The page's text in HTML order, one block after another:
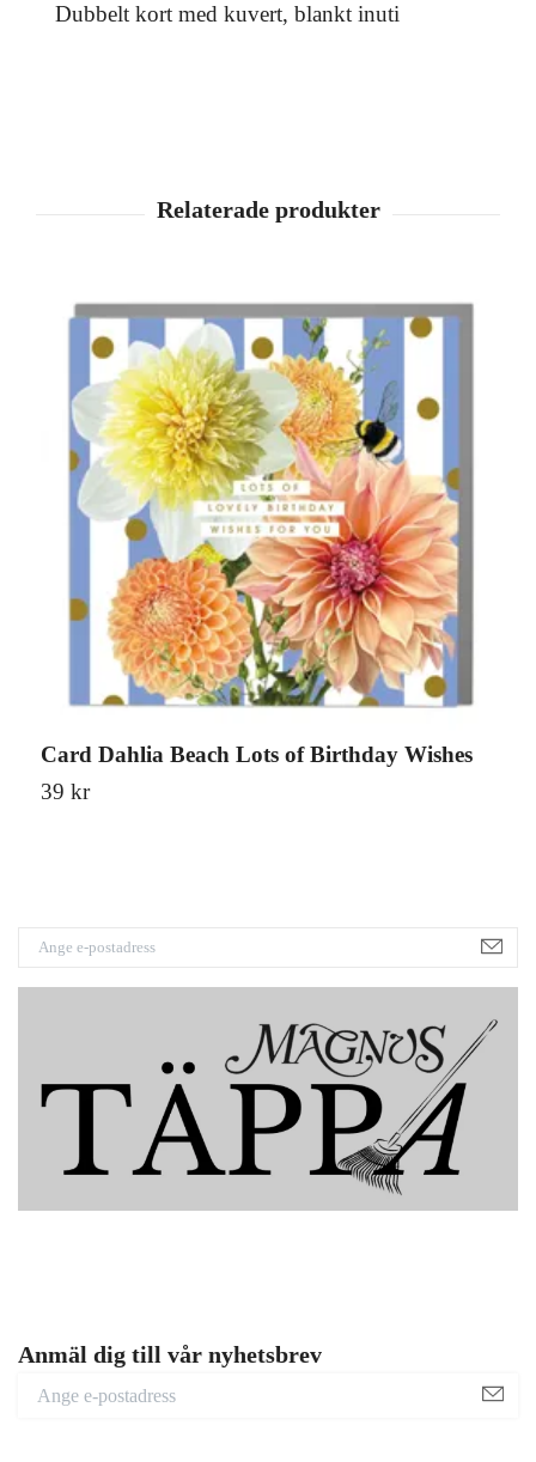
Dubbelt kort med kuvert, blankt inuti
Card Dahlia Beach Lots of Birthday Wishes
39 kr
Anmäl dig till vår nyhetsbrev